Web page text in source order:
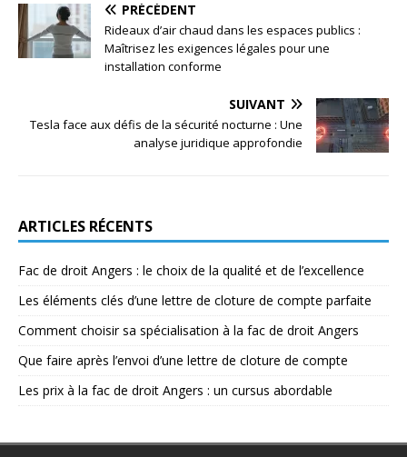
PRÉCÉDENT
Rideaux d’air chaud dans les espaces publics :
Maîtrisez les exigences légales pour une
installation conforme
SUIVANT
Tesla face aux défis de la sécurité nocturne : Une
analyse juridique approfondie
ARTICLES RÉCENTS
Fac de droit Angers : le choix de la qualité et de l’excellence
Les éléments clés d’une lettre de cloture de compte parfaite
Comment choisir sa spécialisation à la fac de droit Angers
Que faire après l’envoi d’une lettre de cloture de compte
Les prix à la fac de droit Angers : un cursus abordable